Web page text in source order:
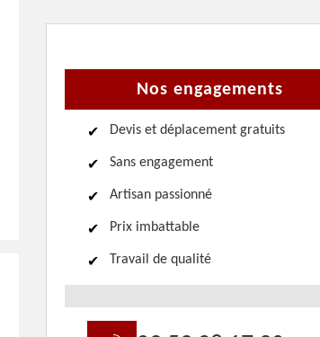
Nos engagements
Devis et déplacement gratuits
Sans engagement
Artisan passionné
Prix imbattable
Travail de qualité